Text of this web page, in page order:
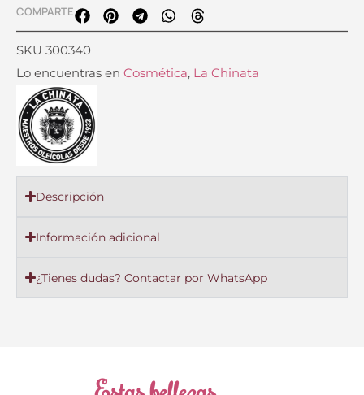
COMPARTE
SKU 300340
Lo encuentras en Cosmética, La Chinata
Descripción
Información adicional
¿Tienes dudas? Contactar por WhatsApp